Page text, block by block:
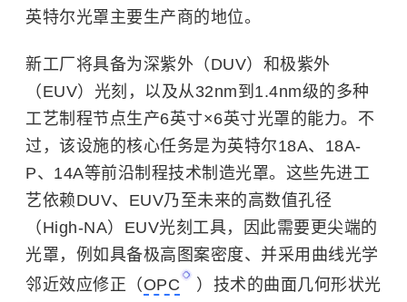
英特尔光罩主要生产商的地位。
新工厂将具备为深紫外（DUV）和极紫外
（EUV）光刻，以及从32nm到1.4nm级的多种
工艺制程节点生产6英寸×6英寸光罩的能力。不
过，该设施的核心任务是为英特尔18A、18A-
P、14A等前沿制程技术制造光罩。这些先进工
艺依赖DUV、EUV乃至未来的高数值孔径
（High-NA）EUV光刻工具，因此需要更尖端的
光罩，例如具备极高图案密度、并采用曲线光学
邻近效应修正（ OPC
）技术的曲面几何形状光